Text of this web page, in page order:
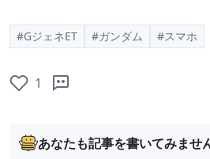
#GジェネET #ガンダム #スマホ
1
あなたも記事を書いてみませ